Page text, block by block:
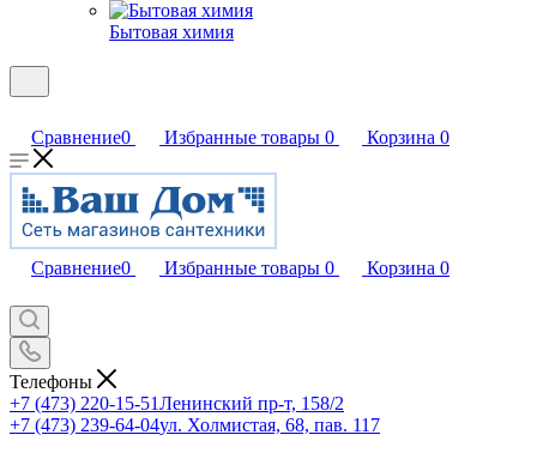
Бытовая химия
Сравнение0 Избранные товары 0 Корзина 0
Сравнение0 Избранные товары 0 Корзина 0
Телефоны
+7 (473) 220-15-51Ленинский пр-т, 158/2
+7 (473) 239-64-04ул. Холмистая, 68, пав. 117